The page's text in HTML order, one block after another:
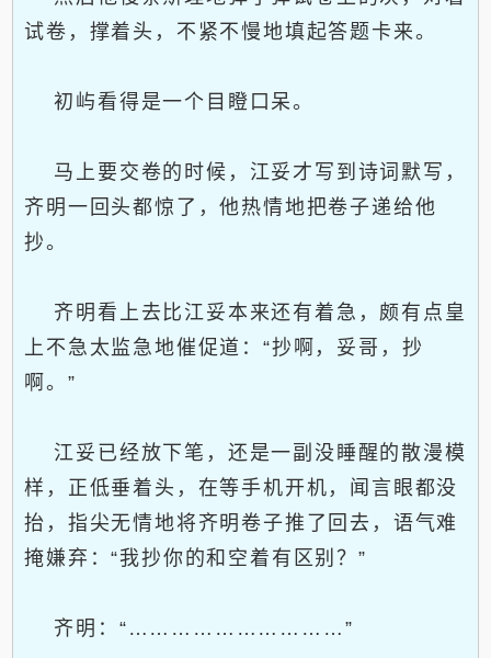
试卷，撑着头，不紧不慢地填起答题卡来。
初屿看得是一个目瞪口呆。
马上要交卷的时候，江妥才写到诗词默写，
齐明一回头都惊了，他热情地把卷子递给他
抄。
齐明看上去比江妥本来还有着急，颇有点皇
上不急太监急地催促道：“抄啊，妥哥，抄
啊。”
江妥已经放下笔，还是一副没睡醒的散漫模
样，正低垂着头，在等手机开机，闻言眼都没
抬，指尖无情地将齐明卷子推了回去，语气难
掩嫌弃：“我抄你的和空着有区别？”
齐明：“…………………………”